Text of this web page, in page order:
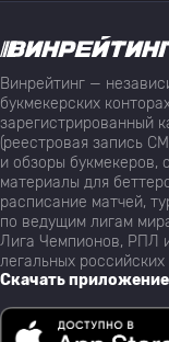
Винрейтинг —
букмекерских
зарегистрированный
(реестровая запись
и обзоры букмекеров,
материалы для
расписание матчей,
по ведущим лигам
Лига Чемпионов, РПЛ
легальных
Скачать приложение